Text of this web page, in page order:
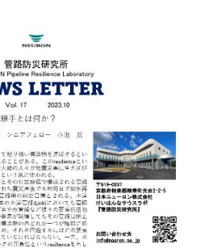
Resilience Lab.